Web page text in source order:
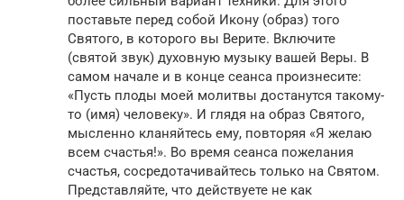
поставьте перед собой Икону (образ) того
Святого, в которого вы Верите. Включите
(святой звук) духовную музыку вашей Веры. В
самом начале и в конце сеанса произнесите:
«Пусть плоды моей молитвы достанутся такому-
то (имя) человеку». И глядя на образ Святого,
мысленно кланяйтесь ему, повторяя «Я желаю
всем счастья!». Во время сеанса пожелания
счастья, сосредотачивайтесь только на Святом.
Представляйте, что действуете не как